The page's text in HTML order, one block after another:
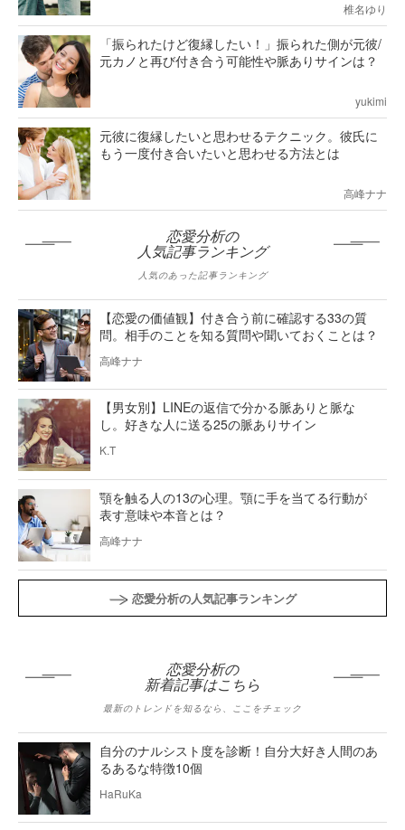
椎名ゆり
「振られたけど復縁したい！」振られた側が元彼/
元カノと再び付き合う可能性や脈ありサインは？
yukimi
元彼に復縁したいと思わせるテクニック。彼氏に
もう一度付き合いたいと思わせる方法とは
高峰ナナ
恋愛分析の
人気記事ランキング
人気のあった記事ランキング
【恋愛の価値観】付き合う前に確認する33の質
問。相手のことを知る質問や聞いておくことは？
高峰ナナ
【男女別】LINEの返信で分かる脈ありと脈な
し。好きな人に送る25の脈ありサイン
K.T
顎を触る人の13の心理。顎に手を当てる行動が
表す意味や本音とは？
高峰ナナ
恋愛分析の人気記事ランキング
恋愛分析の
新着記事はこちら
最新のトレンドを知るなら、ここをチェック
自分のナルシスト度を診断！自分大好き人間のあ
るあるな特徴10個
HaRuKa